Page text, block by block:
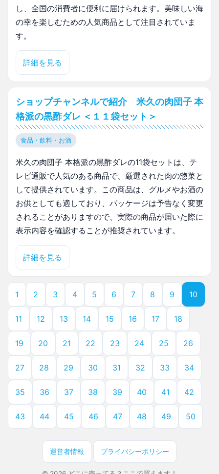
し、全国の消費者に便利に届けられます。美味しい海
の幸を楽しむための人気商品として注目されていま
す。
詳細を見る
ショップチャンネルで紹介 米久の肉団子 本
格派の黒酢ダレ ＜１１袋セット＞
食品・飲料・お酒
米久の肉団子 本格派の黒酢ダレの11袋セットは、テ
レビ通販で人気のある商品で、厳選された肉の惣菜と
して提供されています。この商品は、グルメやお酒の
お供としても適しており、パッケージは予告なく変更
されることがありますので、実際の商品が届いた際に
表示内容を確認することが推奨されています。
詳細を見る
1 2 3 4 5 6 7 8 9 10
11 12 13 14 15 16 17 18
19 20 21 22 23 24 25 26
27 28 29 30 31 32 33 34
35 36 37 38 39 40 41 42
43 44 45 46 47 48 49 50
運営者情報 プライバシーポリシー